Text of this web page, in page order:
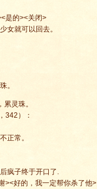
是的><关闭>
女就可以回去。
。
灵珠。
342）：
正常。
疯子终于开口了.
><好的，我一定帮你杀了他>